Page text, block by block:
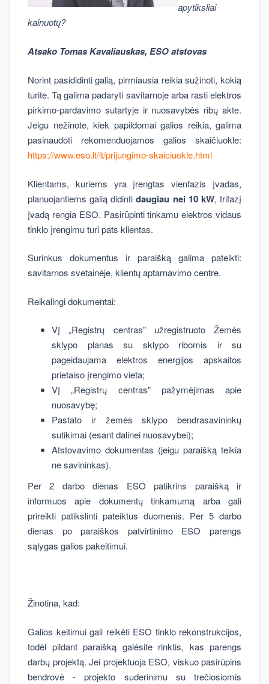
apytiksliai
kainuotų?
Atsako Tomas Kavaliauskas, ESO atstovas
Norint pasididinti galią, pirmiausia reikia sužinoti, kokią
turite. Tą galima padaryti savitarnoje arba rasti elektros
pirkimo-pardavimo sutartyje ir nuosavybės ribų akte.
Jeigu nežinote, kiek papildomai galios reikia, galima
pasinaudoti rekomenduojamos galios skaičiuokle:
https://www.eso.lt/lt/prijungimo-skaiciuokle.html
Klientams, kuriems yra įrengtas vienfazis įvadas,
planuojantiems galią didintidaugiau nei 10 kW, trifazį
įvadą rengia ESO. Pasirūpinti tinkamu elektros vidaus
tinklo įrengimu turi pats klientas.
Surinkus dokumentus ir paraišką galima pateikti:
savitarnos svetainėje, klientų aptarnavimo centre.
Reikalingi dokumentai:
VĮ „Registrų centras" užregistruoto Žemės
sklypo planas su sklypo ribomis ir su
pageidaujama elektros energijos apskaitos
prietaiso įrengimo vieta;
VĮ „Registrų centras" pažymėjimas apie
nuosavybę;
Pastato ir žemės sklypo bendrasavininkų
sutikimai (esant dalinei nuosavybei);
Atstovavimo dokumentas (jeigu paraišką teikia
ne savininkas).
Per 2 darbo dienas ESO patikrins paraišką ir
informuos apie dokumentų tinkamumą arba gali
prireikti patikslinti pateiktus duomenis. Per 5 darbo
dienas po paraiškos patvirtinimo ESO parengs
sąlygas galios pakeitimui.
Žinotina, kad:
Galios keitimui gali reikėti ESO tinklo rekonstrukcijos,
todėl pildant paraišką galėsite rinktis, kas parengs
darbų projektą. Jei projektuoja ESO, viskuo pasirūpins
bendrovė - projekto suderinimu su trečiosiomis